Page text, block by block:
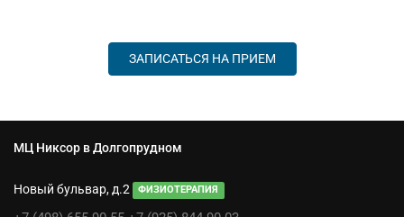
ЗАПИСАТЬСЯ НА ПРИЕМ
МЦ Никсор в Долгопрудном
Новый бульвар, д.2 ФИЗИОТЕРАПИЯ